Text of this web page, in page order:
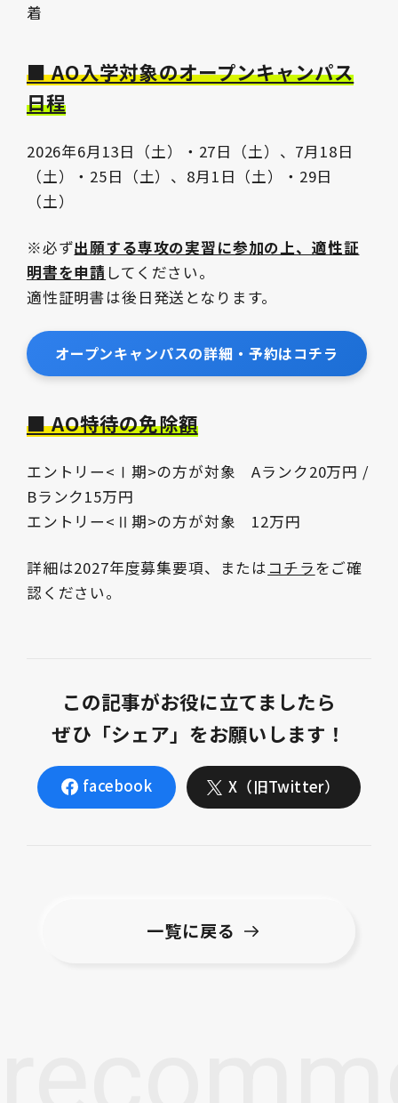
着
■ AO入学対象のオープンキャンパス
日程
2026年6月13日（土）・27日（土）、7月18日
（土）・25日（土）、8月1日（土）・29日
（土）
※必ず出願する専攻の実習に参加の上、適性証
明書を申請 してください。
適性証明書は後日発送となります。
オープンキャンパスの詳細・予約はコチラ
■ AO特待の免除額
エントリー<Ⅰ期>の方が対象 Aランク20万円 /
Bランク15万円
エントリー<Ⅱ期>の方が対象 12万円
詳細は2027年度募集要項、または コチラをご確
認ください。
この記事がお役に立てましたら
ぜひ「シェア」をお願いします！
facebook X（旧Twitter）
一覧に戻る